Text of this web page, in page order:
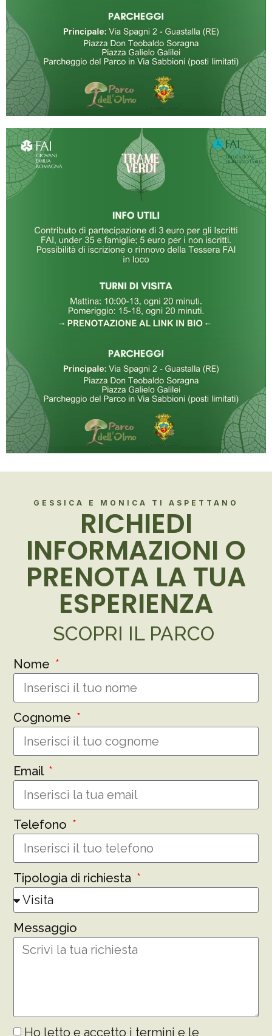
GESSICA E MONICA TI ASPETTANO
RICHIEDI
INFORMAZIONI O
PRENOTA LA TUA
ESPERIENZA
SCOPRI IL PARCO
Nome
Cognome
Email
Telefono
Tipologia di richiesta
Messaggio
Ho letto e accetto i termini e le